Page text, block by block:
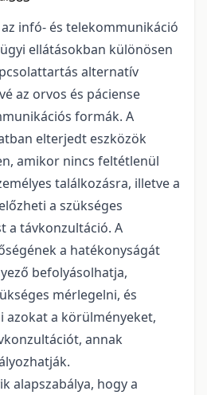
infó- és telekommunikáció
ellátásokban különösen
alternatív
az orvos és páciense
formák. A
elterjedt eszközök
amikor nincs feltétlenül
találkozásra, illetve a
a szükséges
a távkonzultáció. A
a hatékonyságát
befolyásolhatja,
mérlegelni, és
azokat a körülményeket,
annak
alapszabálya, hogy a